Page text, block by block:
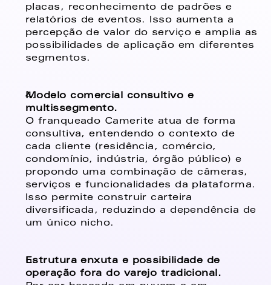
placas, reconhecimento de padrões e
relatórios de eventos. Isso aumenta a
percepção de valor do serviço e amplia as
possibilidades de aplicação em diferentes
segmentos.
Modelo comercial consultivo e
multissegmento.
O franqueado Camerite atua de forma
consultiva, entendendo o contexto de
cada cliente (residência, comércio,
condomínio, indústria, órgão público) e
propondo uma combinação de câmeras,
serviços e funcionalidades da plataforma.
Isso permite construir carteira
diversificada, reduzindo a dependência de
um único nicho.
Estrutura enxuta e possibilidade de
operação fora do varejo tradicional.